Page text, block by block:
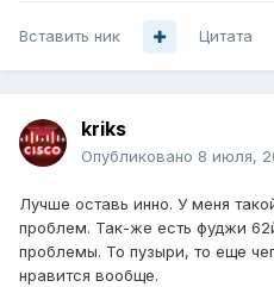
Вставить ник Цитата
kriks
Опубликовано 8 июля,
Лучше оставь инно. У меня
проблем. Так-же есть фуджи
проблемы. То пузыри, то еще
нравится вообще.